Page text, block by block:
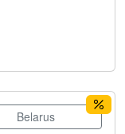
Belarus